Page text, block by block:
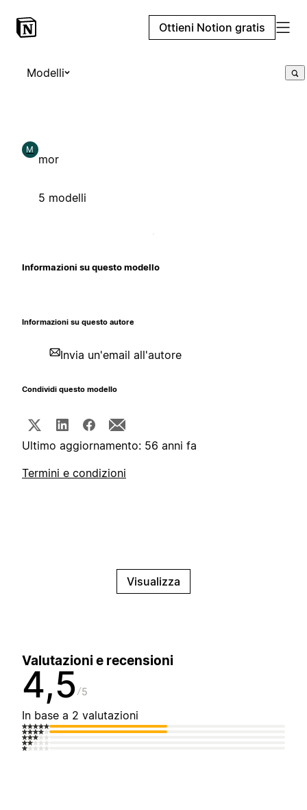
Ottieni Notion gratis
Modelli
M
mor
5 modelli
Informazioni su questo modello
Informazioni su questo autore
Invia un'email all'autore
Condividi questo modello
Ultimo aggiornamento: 56 anni fa
Termini e condizioni
Visualizza
Valutazioni e recensioni
4,5 5
In base a 2 valutazioni